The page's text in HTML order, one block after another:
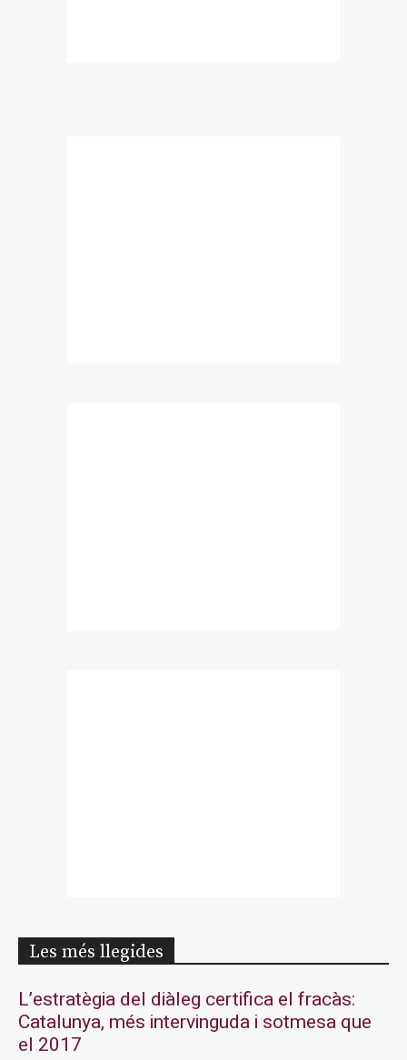
Les més llegides
L’estratègia del diàleg certifica el fracàs:
Catalunya, més intervinguda i sotmesa que
el 2017